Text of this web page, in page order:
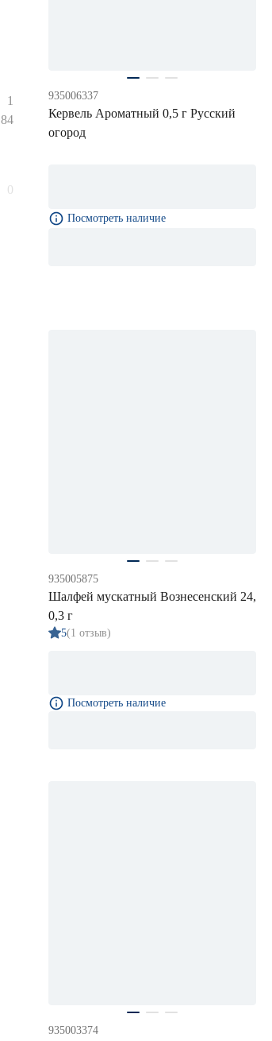
1
84
0
935006337
Кервель Ароматный 0,5 г Русский
огород
Посмотреть наличие
935005875
Шалфей мускатный Вознесенский 24,
0,3 г
5(1 отзыв)
Посмотреть наличие
935003374